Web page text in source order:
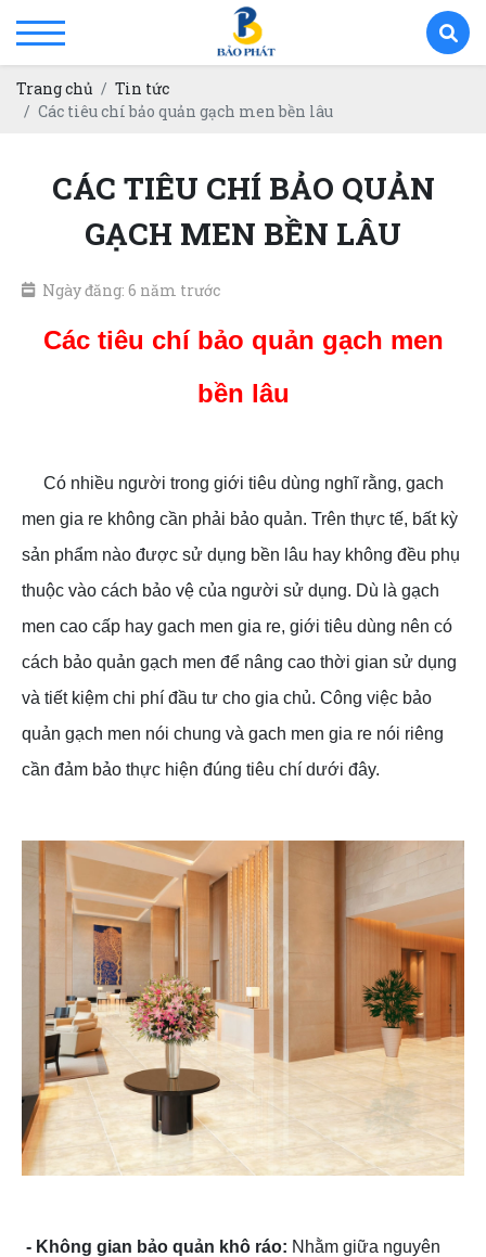
Trang chủ
Tin tức
Các tiêu chí bảo quản gạch men bền lâu
CÁC TIÊU CHÍ BẢO QUẢN
GẠCH MEN BỀN LÂU
Ngày đăng: 6 năm trước
Các tiêu chí bảo quản gạch men
bền lâu
Có nhiều người trong giới tiêu dùng nghĩ rằng, gach
men gia re không cần phải bảo quản. Trên thực tế, bất kỳ
sản phẩm nào được sử dụng bền lâu hay không đều phụ
thuộc vào cách bảo vệ của người sử dụng. Dù là gạch
men cao cấp hay gach men gia re, giới tiêu dùng nên có
cách bảo quản gạch men để nâng cao thời gian sử dụng
và tiết kiệm chi phí đầu tư cho gia chủ. Công việc bảo
quản gạch men nói chung và gach men gia re nói riêng
cần đảm bảo thực hiện đúng tiêu chí dưới đây.
- Không gian bảo quản khô ráo: Nhằm giữa nguyên